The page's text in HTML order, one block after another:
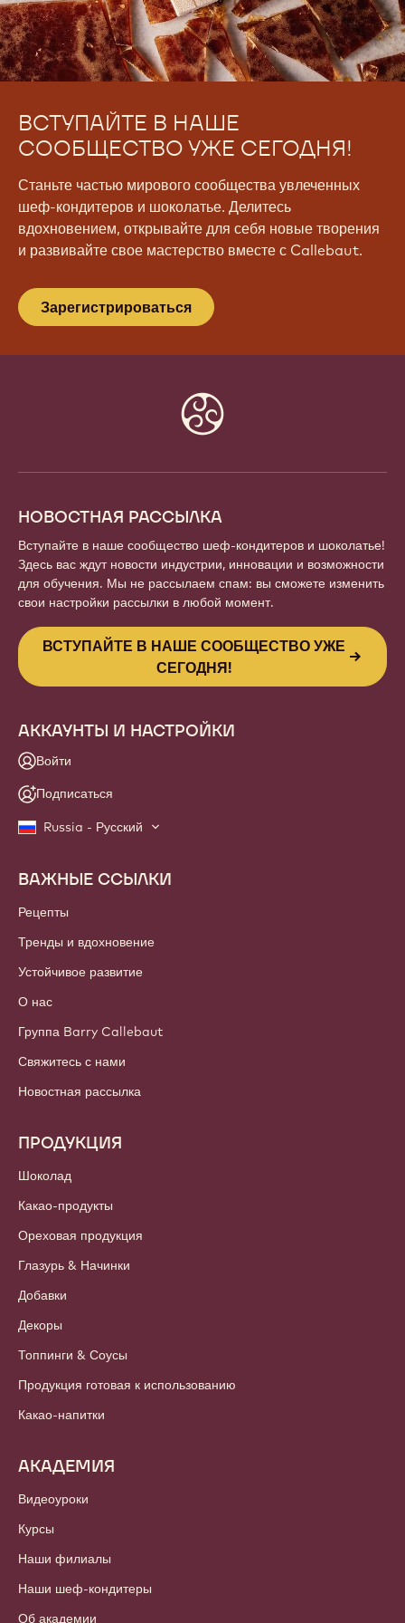
ВСТУПАЙТЕ В НАШЕ
СООБЩЕСТВО УЖЕ СЕГОДНЯ!
Станьте частью мирового сообщества увлеченных
шеф-кондитеров и шоколатье. Делитесь
вдохновением, открывайте для себя новые творения
и развивайте свое мастерство вместе с Callebaut.
Зарегистрироваться
НОВОСТНАЯ РАССЫЛКА
Вступайте в наше сообщество шеф-кондитеров и шоколатье!
Здесь вас ждут новости индустрии, инновации и возможности
для обучения. Мы не рассылаем спам: вы сможете изменить
свои настройки рассылки в любой момент.
ВСТУПАЙТЕ В НАШЕ СООБЩЕСТВО УЖЕ
СЕГОДНЯ!
АККАУНТЫ И НАСТРОЙКИ
Войти
Подписаться
Russia - Русский
Footer
Callebaut
ВАЖНЫЕ ССЫЛКИ
Рецепты
Тренды и вдохновение
Устойчивое развитие
О нас
Группа Barry Callebaut
Свяжитесь с нами
Новостная рассылка
ПРОДУКЦИЯ
Шоколад
Какао-продукты
Ореховая продукция
Глазурь & Начинки
Добавки
Декоры
Топпинги & Соусы
Продукция готовая к использованию
Какао-напитки
АКАДЕМИЯ
Видеоуроки
Курсы
Наши филиалы
Наши шеф-кондитеры
Об академии